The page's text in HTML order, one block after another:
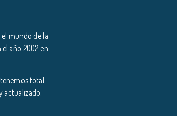
mundo de la
año 2002 en
total